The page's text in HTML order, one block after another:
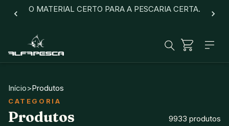
O MATERIAL CERTO PARA A PESCARIA CERTA.
Início>Produtos
Produtos 9933 produtos